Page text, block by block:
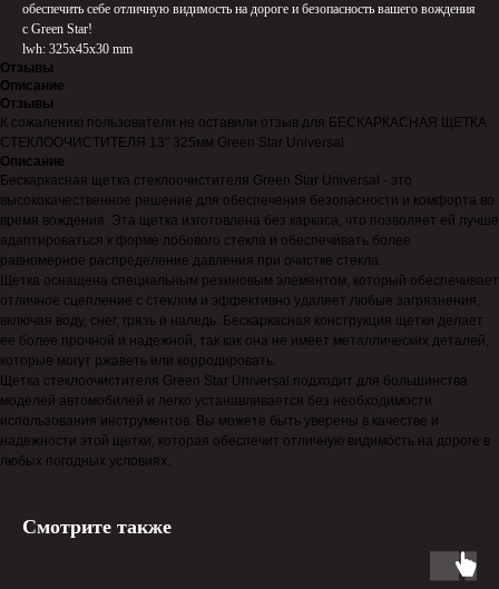
обеспечить себе отличную видимость на дороге и безопасность вашего вождения
с Green Star!
lwh: 325x45x30 mm
Отзывы
Описание
Отзывы
К сожалению пользователи не оставили отзыв для БЕСКАРКАСНАЯ ЩЕТКА
СТЕКЛООЧИСТИТЕЛЯ 13" 325мм Green Star Universal
Описание
Бескаркасная щетка стеклоочистителя Green Star Universal - это
высококачественное решение для обеспечения безопасности и комфорта во
время вождения. Эта щетка изготовлена без каркаса, что позволяет ей лучше
адаптироваться к форме лобового стекла и обеспечивать более
равномерное распределение давления при очистке стекла.
Щетка оснащена специальным резиновым элементом, который обеспечивает
отличное сцепление с стеклом и эффективно удаляет любые загрязнения,
включая воду, снег, грязь и наледь. Бескаркасная конструкция щетки делает
ее более прочной и надежной, так как она не имеет металлических деталей,
которые могут ржаветь или корродировать.
Щетка стеклоочистителя Green Star Universal подходит для большинства
моделей автомобилей и легко устанавливается без необходимости
использования инструментов. Вы можете быть уверены в качестве и
надежности этой щетки, которая обеспечит отличную видимость на дороге в
любых погодных условиях.
Смотрите также